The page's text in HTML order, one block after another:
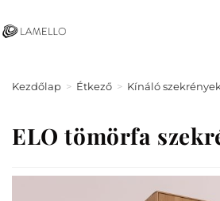
Kezdőlap > Étkező > Kínáló szekrények
ELO tömörfa